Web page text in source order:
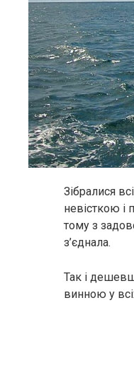
Зібралися
невісткою і
тому з
з’єднала.
Так і
винною у